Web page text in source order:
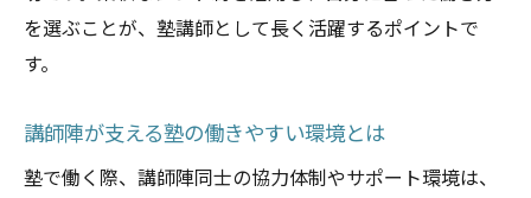
を選ぶことが、塾講師として長く活躍するポイントで
す。
講師陣が支える塾の働きやすい環境とは
塾で働く際、講師陣同士の協力体制やサポート環境は、